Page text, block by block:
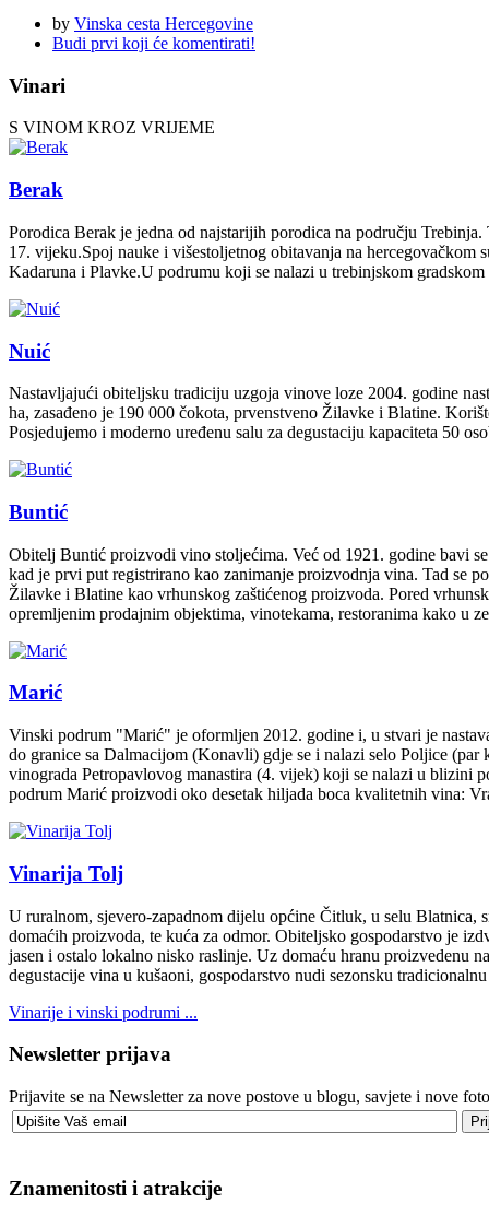
by Vinska cesta Hercegovine
Budi prvi koji će komentirati!
Vinari
S VINOM KROZ VRIJEME
Berak
Porodica Berak je jedna od najstarijih porodica na području
17. vijeku.Spoj nauke i višestoljetnog obitavanja na
Kadaruna i Plavke.U podrumu koji se nalazi u trebinjskom
Nuić
Nastavljajući obiteljsku tradiciju uzgoja vinove loze 2004. godine
ha, zasađeno je 190 000 čokota, prvenstveno Žilavke i Blatine.
Posjedujemo i moderno uređenu salu za degustaciju kapaciteta 50
Buntić
Obitelj Buntić proizvodi vino stoljećima. Već od 1921. godine bavi
kad je prvi put registrirano kao zanimanje proizvodnja vina. Tad se
Žilavke i Blatine kao vrhunskog zaštićenog proizvoda. Pored
opremljenim prodajnim objektima, vinotekama, restoranima kako u
Marić
Vinski podrum "Marić" je oformljen 2012. godine i, u stvari je
do granice sa Dalmacijom (Konavli) gdje se i nalazi selo Poljice
vinograda Petropavlovog manastira (4. vijek) koji se nalazi u blizini
podrum Marić proizvodi oko desetak hiljada boca kvalitetnih vina:
Vinarija Tolj
U ruralnom, sjevero-zapadnom dijelu općine Čitluk, u selu Blatnica,
domaćih proizvoda, te kuća za odmor. Obiteljsko gospodarstvo je
jasen i ostalo lokalno nisko raslinje. Uz domaću hranu proizvedenu
degustacije vina u kušaoni, gospodarstvo nudi sezonsku
Vinarije i vinski podrumi ...
Newsletter prijava
Prijavite se na Newsletter za nove postove u blogu, savjete i nove
Znamenitosti i atrakcije